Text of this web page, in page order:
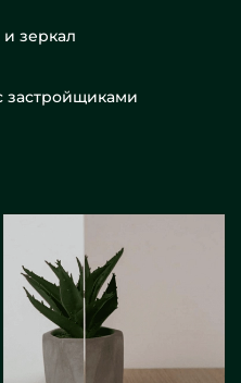
зеркал
застройщиками